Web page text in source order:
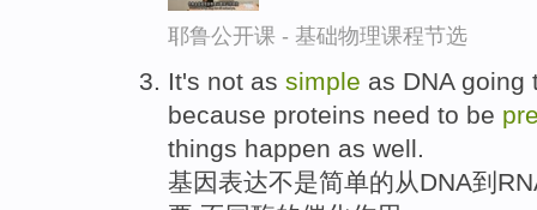
耶鲁公开课 - 基础物理课程节选
It's not as simple as DNA going
because proteins need to be
things happen as well.
基因表达不是简单的从DNA到